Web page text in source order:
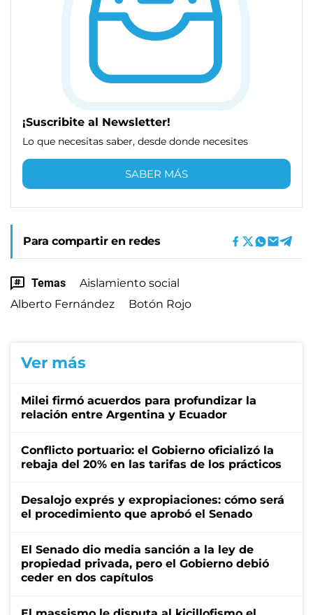
¡Suscribite al Newsletter!
Lo que necesitas saber, desde donde necesites
SABER MÁS
Para compartir en redes
Temas
Aislamiento social
Alberto Fernández
Botón Rojo
Ver más
Milei firmó acuerdos para profundizar la
relación entre Argentina y Ecuador
Conflicto portuario: el Gobierno oficializó la
rebaja del 20% en las tarifas de los prácticos
Desalojo exprés y expropiaciones: cómo será
el procedimiento que aprobó el Senado
El Senado dio media sanción a la ley de
propiedad privada, pero el Gobierno debió
ceder en dos capítulos